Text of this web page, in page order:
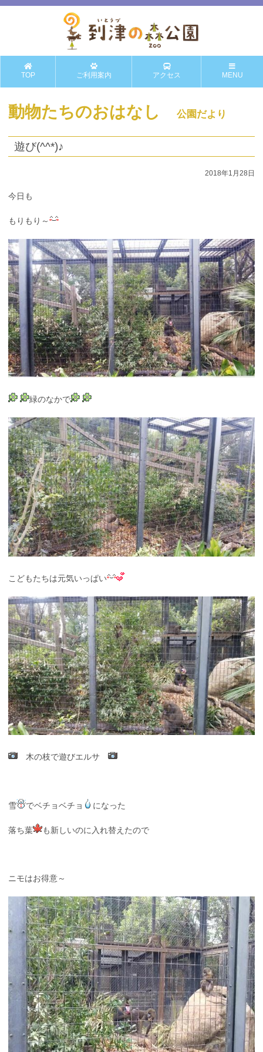
TOP ご利用案内 アクセス MENU
動物たちのおはなし 公園だより
遊び(^^*)♪
2018年1月28日
今日も
もりもり～
緑のなかで
こどもたちは元気いっぱい
木の枝で遊びエルサ
雪 でベチョベチョ になった
落ち葉 も新しいのに入れ替えたので
ニモはお得意～